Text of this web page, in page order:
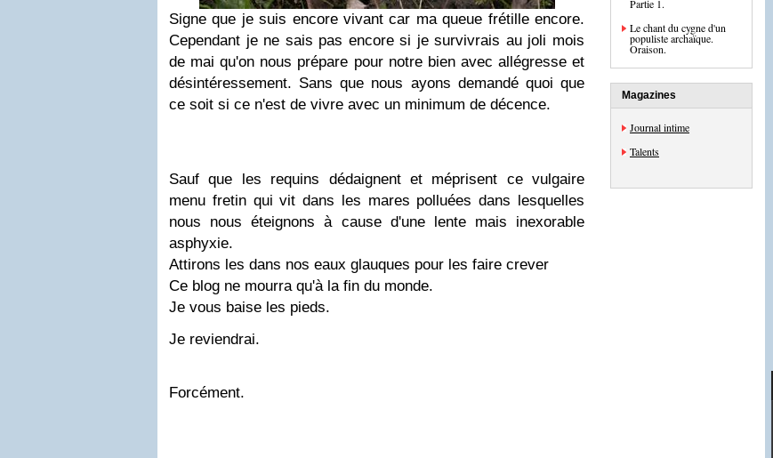
Signe que je suis encore vivant car ma queue frétille encore.
Cependant je ne sais pas encore si je survivrais au joli mois
de mai qu'on nous prépare pour notre bien avec allégresse et
désintéressement. Sans que nous ayons demandé quoi que
ce soit si ce n'est de vivre avec un minimum de décence.
Sauf que les requins dédaignent et méprisent ce vulgaire
menu fretin qui vit dans les mares polluées dans lesquelles
nous nous éteignons à cause d'une lente mais inexorable
asphyxie.
Attirons les dans nos eaux glauques pour les faire crever
Ce blog ne mourra qu'à la fin du monde.
Je vous baise les pieds.
Je reviendrai.
Forcément.
Partie 1.
Le chant du cygne d'un
populiste archaïque.
Oraison.
Magazines
Journal intime
Talents